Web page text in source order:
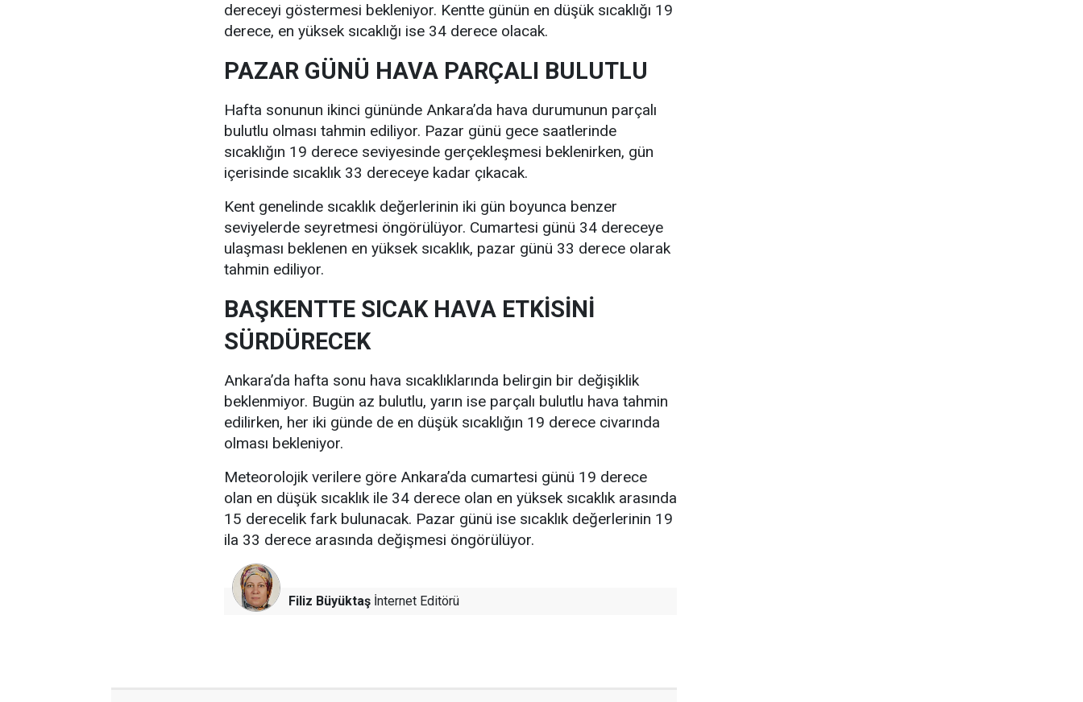
dereceyi göstermesi bekleniyor. Kentte günün en düşük sıcaklığı 19
derece, en yüksek sıcaklığı ise 34 derece olacak.
PAZAR GÜNÜ HAVA PARÇALI BULUTLU
Hafta sonunun ikinci gününde Ankara’da hava durumunun parçalı
bulutlu olması tahmin ediliyor. Pazar günü gece saatlerinde
sıcaklığın 19 derece seviyesinde gerçekleşmesi beklenirken, gün
içerisinde sıcaklık 33 dereceye kadar çıkacak.
Kent genelinde sıcaklık değerlerinin iki gün boyunca benzer
seviyelerde seyretmesi öngörülüyor. Cumartesi günü 34 dereceye
ulaşması beklenen en yüksek sıcaklık, pazar günü 33 derece olarak
tahmin ediliyor.
BAŞKENTTE SICAK HAVA ETKİSİNİ
SÜRDÜRECEK
Ankara’da hafta sonu hava sıcaklıklarında belirgin bir değişiklik
beklenmiyor. Bugün az bulutlu, yarın ise parçalı bulutlu hava tahmin
edilirken, her iki günde de en düşük sıcaklığın 19 derece civarında
olması bekleniyor.
Meteorolojik verilere göre Ankara’da cumartesi günü 19 derece
olan en düşük sıcaklık ile 34 derece olan en yüksek sıcaklık arasında
15 derecelik fark bulunacak. Pazar günü ise sıcaklık değerlerinin 19
ila 33 derece arasında değişmesi öngörülüyor.
Filiz Büyüktaş İnternet Editörü